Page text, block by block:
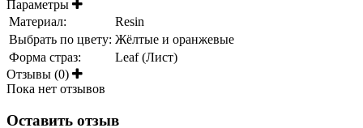
Параметры
Материал:
Resin
Выбрать по цвету: Жёлтые и оранжевые
Форма страз:
Leaf (Лист)
Отзывы (0)
Пока нет отзывов
Оставить отзыв